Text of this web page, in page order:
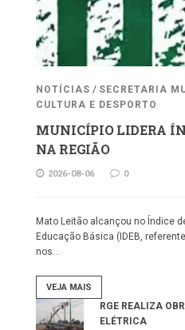
NOTÍCIAS / SECRETARIA
CULTURA E DESPORTO
MUNICÍPIO LIDERA
NA REGIÃO
2026-08-06 0
Mato Leitão alcançou no Índice
Educação Básica (IDEB,
nos…
VEJA MAIS
RGE REALIZA
ELÉTRICA